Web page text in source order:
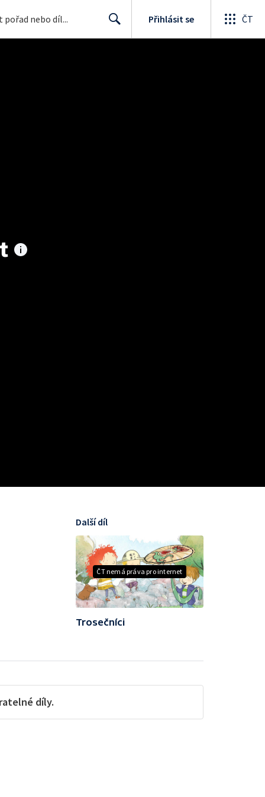
Přihlásit se ČT
ČT nemá práva pro internet
Další díl
Trosečníci
díly.